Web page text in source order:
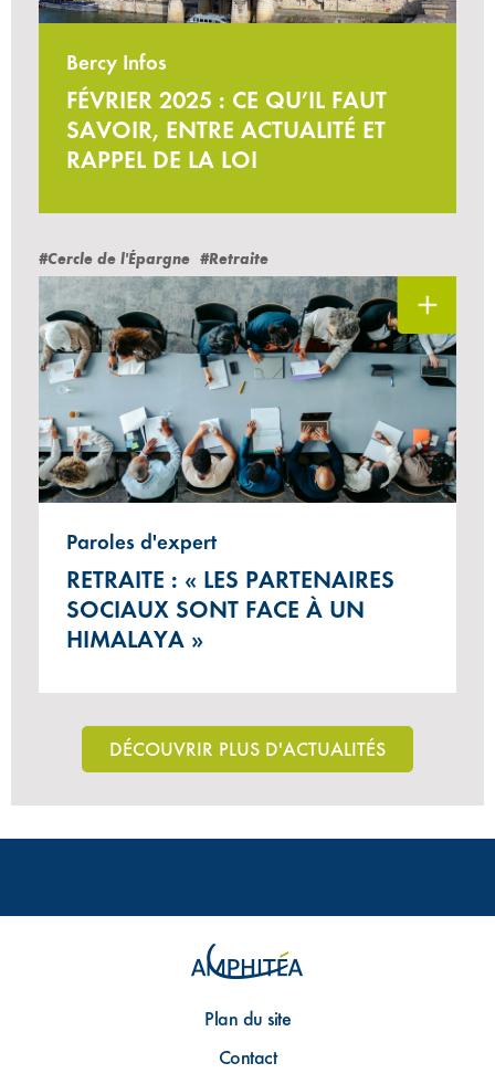
Bercy Infos
FÉVRIER 2025 : CE QU’IL FAUT
SAVOIR, ENTRE ACTUALITÉ ET
RAPPEL DE LA LOI
#Cercle de l'Épargne #Retraite
Paroles d'expert
RETRAITE : « LES PARTENAIRES
SOCIAUX SONT FACE À UN
HIMALAYA »
DÉCOUVRIR PLUS D'ACTUALITÉS
Plan du site
Contact